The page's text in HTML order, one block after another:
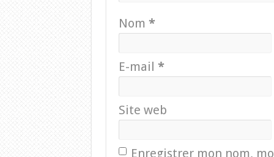
Nom *
E-mail *
Site web
Enregistrer mon nom,